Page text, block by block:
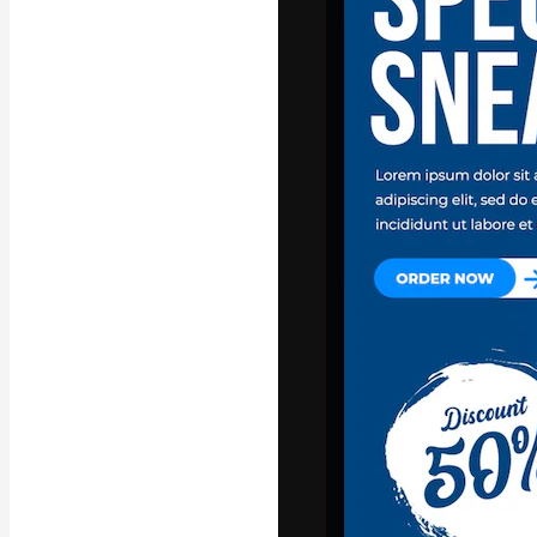
La plateforme
vos meilleurs
d’abonnés :
studios.
Français
Copyright © 2010-